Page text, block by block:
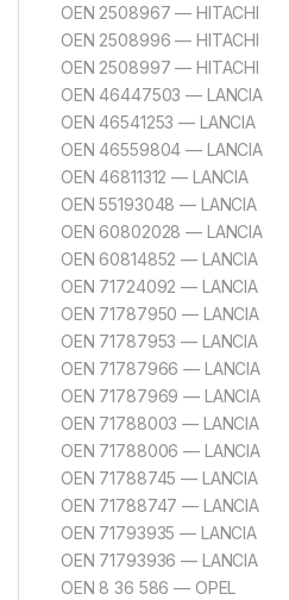
OEN 2508967 — HITACHI
OEN 2508996 — HITACHI
OEN 2508997 — HITACHI
OEN 46447503 — LANCIA
OEN 46541253 — LANCIA
OEN 46559804 — LANCIA
OEN 46811312 — LANCIA
OEN 55193048 — LANCIA
OEN 60802028 — LANCIA
OEN 60814852 — LANCIA
OEN 71724092 — LANCIA
OEN 71787950 — LANCIA
OEN 71787953 — LANCIA
OEN 71787966 — LANCIA
OEN 71787969 — LANCIA
OEN 71788003 — LANCIA
OEN 71788006 — LANCIA
OEN 71788745 — LANCIA
OEN 71788747 — LANCIA
OEN 71793935 — LANCIA
OEN 71793936 — LANCIA
OEN 8 36 586 — OPEL